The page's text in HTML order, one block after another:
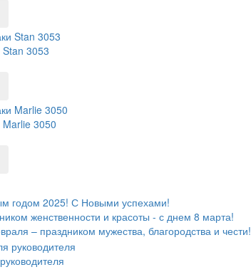
Stan 3053
Marlie 3050
годом 2025! С Новыми успехами!
женственности и красоты - с днем 8 марта!
– праздником мужества, благородства и чести!